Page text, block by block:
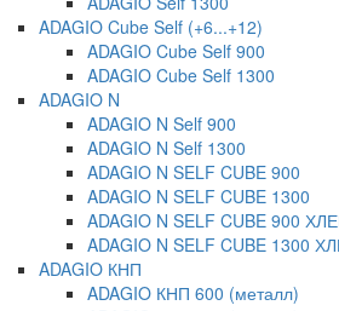
ADAGIO Cube Self (+6...+12)
ADAGIO Cube Self 900
ADAGIO Cube Self 1300
ADAGIO N
ADAGIO N Self 900
ADAGIO N Self 1300
ADAGIO N SELF CUBE 900
ADAGIO N SELF CUBE 1300
ADAGIO N SELF CUBE 900
ADAGIO N SELF CUBE 1300
ADAGIO КНП
ADAGIO КНП 600 (металл)